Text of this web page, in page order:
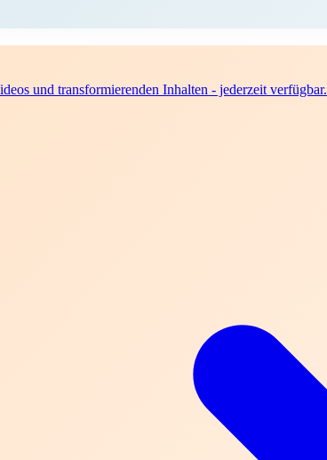
und transformierenden Inhalten - jederzeit verfügbar.